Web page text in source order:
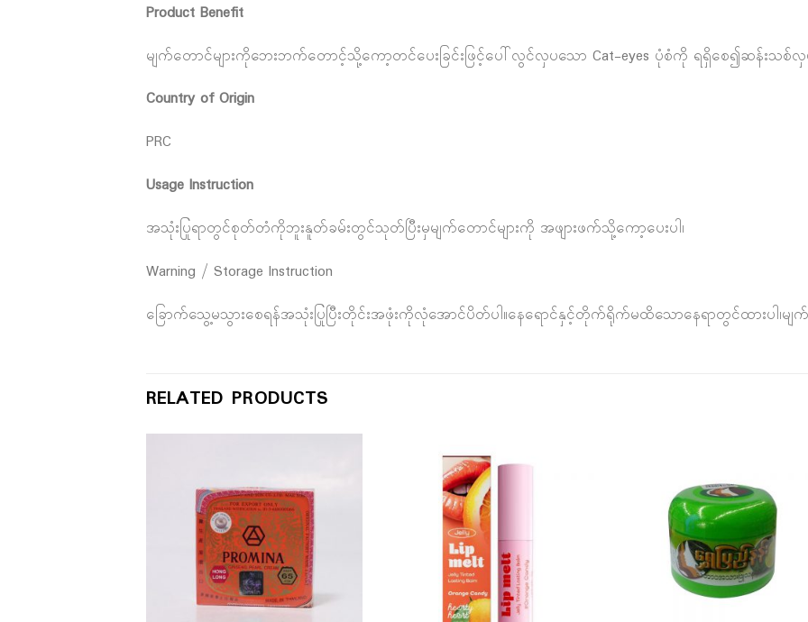
Product Benefit
မျက်တောင်များကိုဘေးဘက်တောင့်သို့ကော့တင်ပေးခြင်းဖြင့်ပေါ်လွင်လှပသော Cat-eyes ပုံစံကို ရရှိစေ၍ဆန်းသစ်လှ
Country of Origin
PRC
Usage Instruction
အသုံးပြုရာတွင်စုတ်တံကိုဘူးနူတ်ခမ်းတွင်သုတ်ပြီးမှမျက်တောင်များကို အဖျားဖက်သို့ကော့ပေးပါ၊
Warning / Storage Instruction
ခြောက်သွေ့မသွားစေရန်အသုံးပြုပြီးတိုင်းအဖုံးကိုလုံအောင်ပိတ်ပါ။နေရောင်နှင့်တိုက်ရိုက်မထိသောနေရာတွင်ထားပါ၊မ
RELATED PRODUCTS